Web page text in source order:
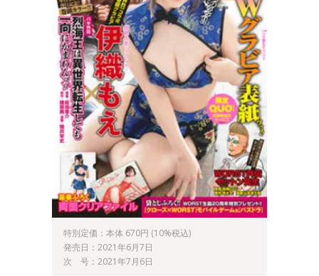
特別定価：本体 670円 (10%税込)
発売日：2021年6月7日
次 号：2021年7月6日